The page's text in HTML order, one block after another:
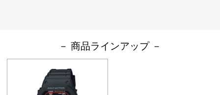
－ 商品ラインアップ －